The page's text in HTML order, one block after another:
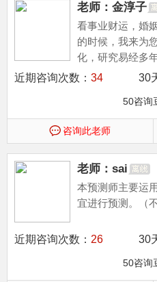
老师：金淳子
看事业财运，婚
的时候，我来为
化，研究易经多
微斗数，玄空风
近期咨询次数： 34 30天
50咨询
咨询此老师
老师：sai
本预测师主要运
宜进行预测。（
近期咨询次数： 26 30天
50咨询